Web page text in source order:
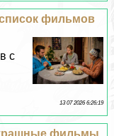
фильмов
с
13 07 2026 6:26:19
фильмы